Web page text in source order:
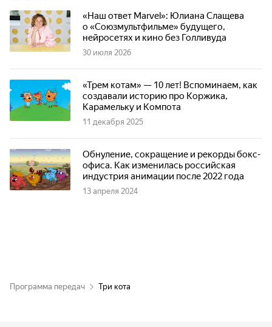
«Наш ответ Marvel»: Юлиана Слащева
о «Союзмультфильме» будущего,
нейросетях и кино без Голливуда
30 июля 2026
«Трем котам» — 10 лет! Вспоминаем, как
создавали историю про Коржика,
Карамельку и Компота
11 декабря 2025
Обнуление, сокращение и рекорды бокс-
офиса. Как изменилась российская
индустрия анимации после 2022 года
13 апреля 2024
Программа передач Три кота